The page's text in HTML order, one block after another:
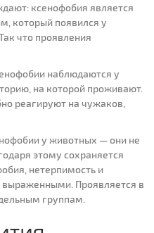
ксенофобия является
который появился у
что проявления
наблюдаются у
на которой проживают.
реагируют на чужаков,
у животных — они не
этому сохраняется
нетерпимость и
Проявляется в
группам.